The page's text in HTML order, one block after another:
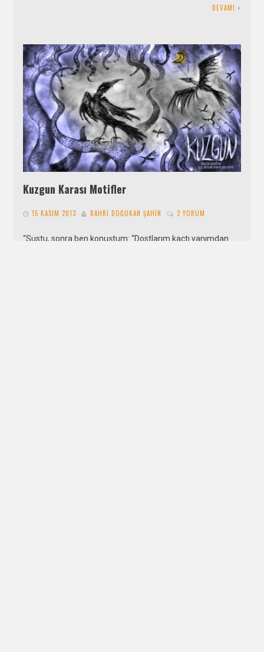
DEVAMI
Kuzgun Karası Motifler
15 KASIM 2013 BAHRI DOĞUKAN ŞAHIN 2 YORUM
“Sustu, sonra ben konuştum: “Dostlarım kaçtı yanımdan